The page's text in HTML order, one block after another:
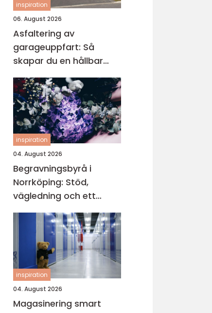
inspiration
06. August 2026
Asfaltering av
garageuppfart: Så
skapar du en hållbar
och snygg infart
inspiration
04. August 2026
Begravningsbyrå i
Norrköping: Stöd,
vägledning och ett
värdigt avsked
inspiration
04. August 2026
Magasinering smart